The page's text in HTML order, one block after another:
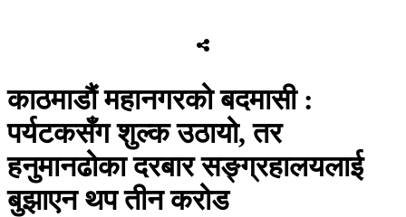
काठमाडौं महानगरको बदमासी :
पर्यटकसँग शुल्क उठायो, तर
हनुमानढोका दरबार सङ्ग्रहालयलाई
बुझाएन थप तीन करोड